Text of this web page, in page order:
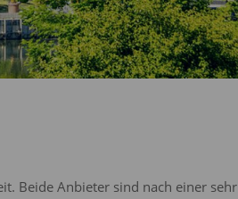
Beide Anbieter sind nach einer sehr